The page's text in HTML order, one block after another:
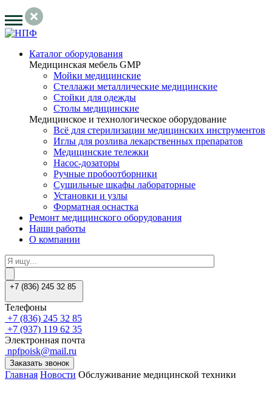
Каталог оборудования
Медицинская мебель GMP
Мойки медицинские
Стеллажи металлические медицинские
Стойки для одежды
Столы медицинские
Медицинское и технологическое оборудование
Всё для стерилизации медицинских инструментов
Иглы для розлива лекарственных препаратов
Медицинские тележки
Насос-дозаторы
Ручные пробоотборники
Сушильные шкафы лабораторные
Установки и узлы
Форматная оснастка
Ремонт медицинского оборудования
Наши работы
О компании
+7 (836) 245 32 85
Телефоны
+7 (836) 245 32 85
+7 (937) 119 62 35
Электронная почта
npfpoisk@mail.ru
Заказать звонок
Главная Новости Обслуживание медицинской техники